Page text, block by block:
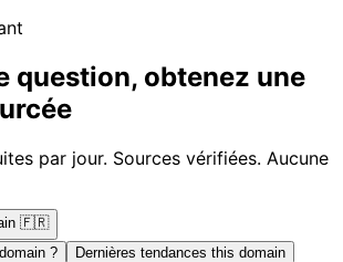
question, obtenez une
par jour. Sources vérifiées. Aucune
🇫🇷
?
Dernières tendances this domain